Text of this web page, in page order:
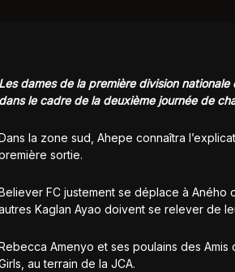
Les dames de la première division
dans le cadre de la deuxième journée de
la zone sud, Ahepe connaîtra
sortie.
FC justement se déplace à Aného
Kaglan Ayao doivent se relever de
Amenyo et ses poulains des
au terrain de la JCA.